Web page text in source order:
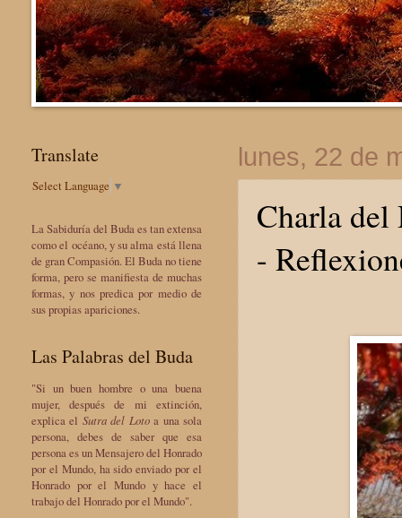
lunes, 22 de
Charla del
-
Translate
Select Language ▼
La Sabiduría del Buda es tan extensa
como el océano, y su alma está llena
de gran Compasión. El Buda no tiene
forma, pero se manifiesta de muchas
formas, y nos predica por medio de
sus propias apariciones.
Las Palabras del Buda
"Si un buen hombre o una buena
mujer, después de mi extinción,
explica el Sutra del Lotoa una sola
persona, debes de saber que esa
persona es un Mensajero del Honrado
por el Mundo, ha sido enviado por el
Honrado por el Mundo y hace el
trabajo del Honrado por el Mundo".